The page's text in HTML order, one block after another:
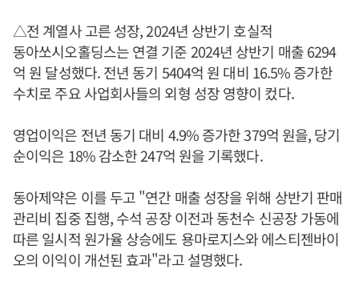
△전 계열사 고른 성장, 2024년 상반기 호실적
동아쏘시오홀딩스는 연결 기준 2024년 상반기 매출 6294
억 원 달성했다. 전년 동기 5404억 원 대비 16.5% 증가한
수치로 주요 사업회사들의 외형 성장 영향이 컸다.
영업이익은 전년 동기 대비 4.9% 증가한 379억 원을, 당기
순이익은 18% 감소한 247억 원을 기록했다.
동아제약은 이를 두고 "연간 매출 성장을 위해 상반기 판매
관리비 집중 집행, 수석 공장 이전과 동천수 신공장 가동에
따른 일시적 원가율 상승에도 용마로지스와 에스티젠바이
오의 이익이 개선된 효과"라고 설명했다.